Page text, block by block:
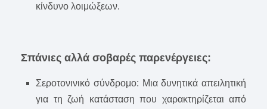
κίνδυνο λοιμώξεων.
Σπάνιες αλλά σοβαρές παρενέργειες:
Σεροτονινικό σύνδρομο: Μια δυνητικά απειλητική
για τη ζωή κατάσταση που χαρακτηρίζεται από